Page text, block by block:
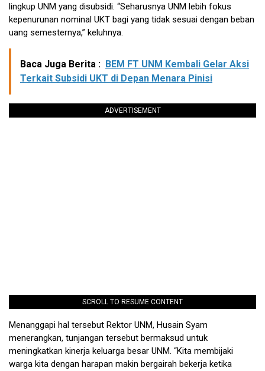
lingkup UNM yang disubsidi. “Seharusnya UNM lebih fokus
kepenurunan nominal UKT bagi yang tidak sesuai dengan beban
uang semesternya,” keluhnya.
Baca Juga Berita : BEM FT UNM Kembali Gelar Aksi
Terkait Subsidi UKT di Depan Menara Pinisi
ADVERTISEMENT
SCROLL TO RESUME CONTENT
Menanggapi hal tersebut Rektor UNM, Husain Syam
menerangkan, tunjangan tersebut bermaksud untuk
meningkatkan kinerja keluarga besar UNM. “Kita membijaki
warga kita dengan harapan makin bergairah bekerja ketika